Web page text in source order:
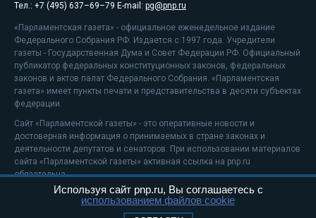
Тел.: +7 (495) 637–69–79 E-mail: pg@pnp.ru
«Парламентская газета» - официальное еженедельное издание
Федерального Собрания РФ. Издается с 1997 года. Учредители
газеты - Государственная Дума и Совет Федерации РФ. Официальный
публикатор федеральных конституционных законов, федеральных
законов и актов палат Федерального Собрания. «Парламентская
газета» имеет пункты печати и представительства в десяти субъектах
федерации.
Сайт «Парламентской газеты» - это оперативные новости и
достоверная информация о принимаемых в стране законах и
деятельности депутатов и сенаторов. При использовании материалов
сайта «Парламентской газеты» активная ссылка на pnp.ru
обязательна.
На информационном ресурсе применяютсярекомендательные
Используя сайт pnp.ru, Вы соглашаетесь с
использованием файлов cookie